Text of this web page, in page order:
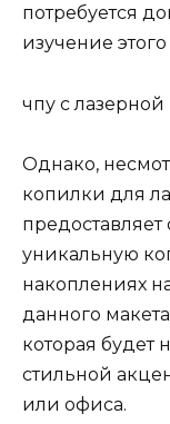
потребуется
изучение
чпу с
Однако,
копилки для
уникальную
накоплениях
данного
которая будет
стильной
или офиса.